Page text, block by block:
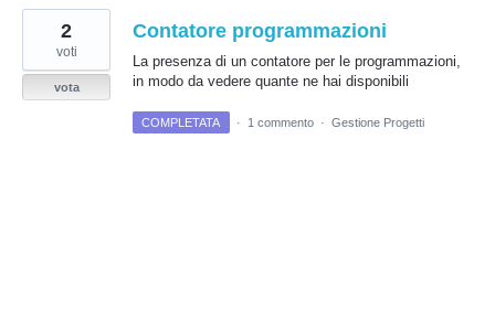
Contatore programmazioni
La presenza di un contatore per le programmazioni,
in modo da vedere quante ne hai disponibili
2
voti
vota
COMPLETATA · 1 commento · Gestione Progetti